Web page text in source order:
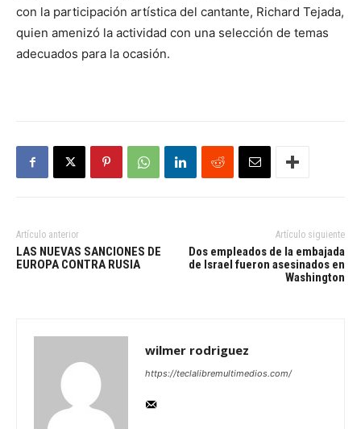
con la participación artística del cantante, Richard Tejada,
quien amenizó la actividad con una selección de temas
adecuados para la ocasión.
Artículo anterior
LAS NUEVAS SANCIONES DE
EUROPA CONTRA RUSIA
Artículo siguiente
Dos empleados de la embajada
de Israel fueron asesinados en
Washington
wilmer rodriguez
https://teclalibremultimedios.com/